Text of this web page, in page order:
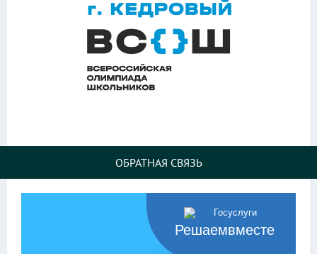
ОБРАТНАЯ СВЯЗЬ
Решаемвместе